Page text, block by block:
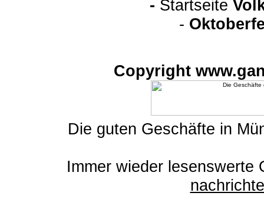
- Startseite
-
Copyright
Die guten Geschäfte in
Immer wieder lesenswerte